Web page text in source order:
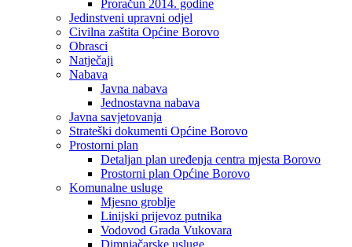
Proračun 2014. godine
Jedinstveni upravni odjel
Civilna zaštita Općine Borovo
Obrasci
Natječaji
Nabava
Javna nabava
Jednostavna nabava
Javna savjetovanja
Strateški dokumenti Općine Borovo
Prostorni plan
Detaljan plan uređenja centra mjesta Borovo
Prostorni plan Općine Borovo
Komunalne usluge
Mjesno groblje
Linijski prijevoz putnika
Vodovod Grada Vukovara
Dimnjačarske usluge